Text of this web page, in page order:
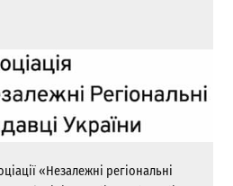
«Незалежні регіональні